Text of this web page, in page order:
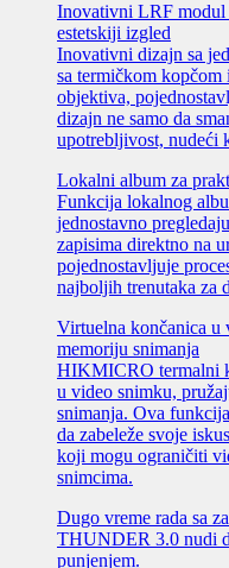
Inovativni LRF modul
estetskiji izgled
Inovativni dizajn sa
sa termičkom kopčom
objektiva,
dizajn ne samo da
upotrebljivost, nudeći
Lokalni album za
Funkcija lokalnog
jednostavno
zapisima direktno na
pojednostavljuje
najboljih trenutaka za
Virtuelna končanica u
memoriju snimanja
HIKMICRO termalni
u video snimku,
snimanja. Ova
da zabeleže svoje
koji mogu ograničiti
snimcima.
Dugo vreme rada sa
THUNDER 3.0 nudi
punjenjem.